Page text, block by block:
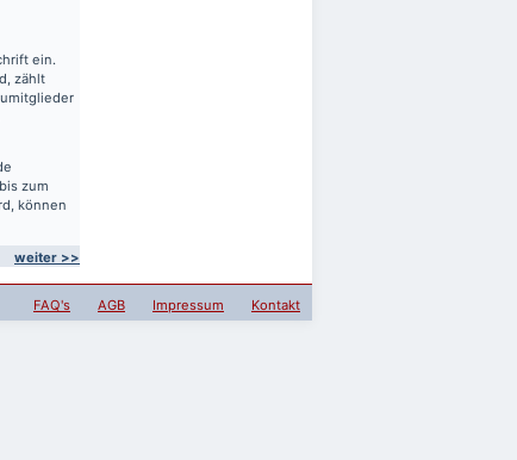
ein.
zählt
zum
können
weiter >>
FAQ's AGB Impressum Kontakt